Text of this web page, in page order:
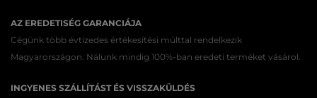
AZ EREDETISÉG GARANCIÁJA
Cégünk több évtizedes értékesítési múlttal rendelkezik
Magyarországon. Nálunk mindig 100%-ban eredeti terméket vásárol.
INGYENES SZÁLLÍTÁST ÉS VISSZAKÜLDÉS